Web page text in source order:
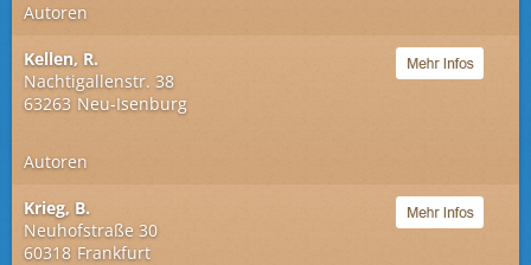
Autoren
Kellen, R.
Nachtigallenstr. 38
63263 Neu-Isenburg
Autoren
Krieg, B.
Neuhofstraße 30
60318 Frankfurt